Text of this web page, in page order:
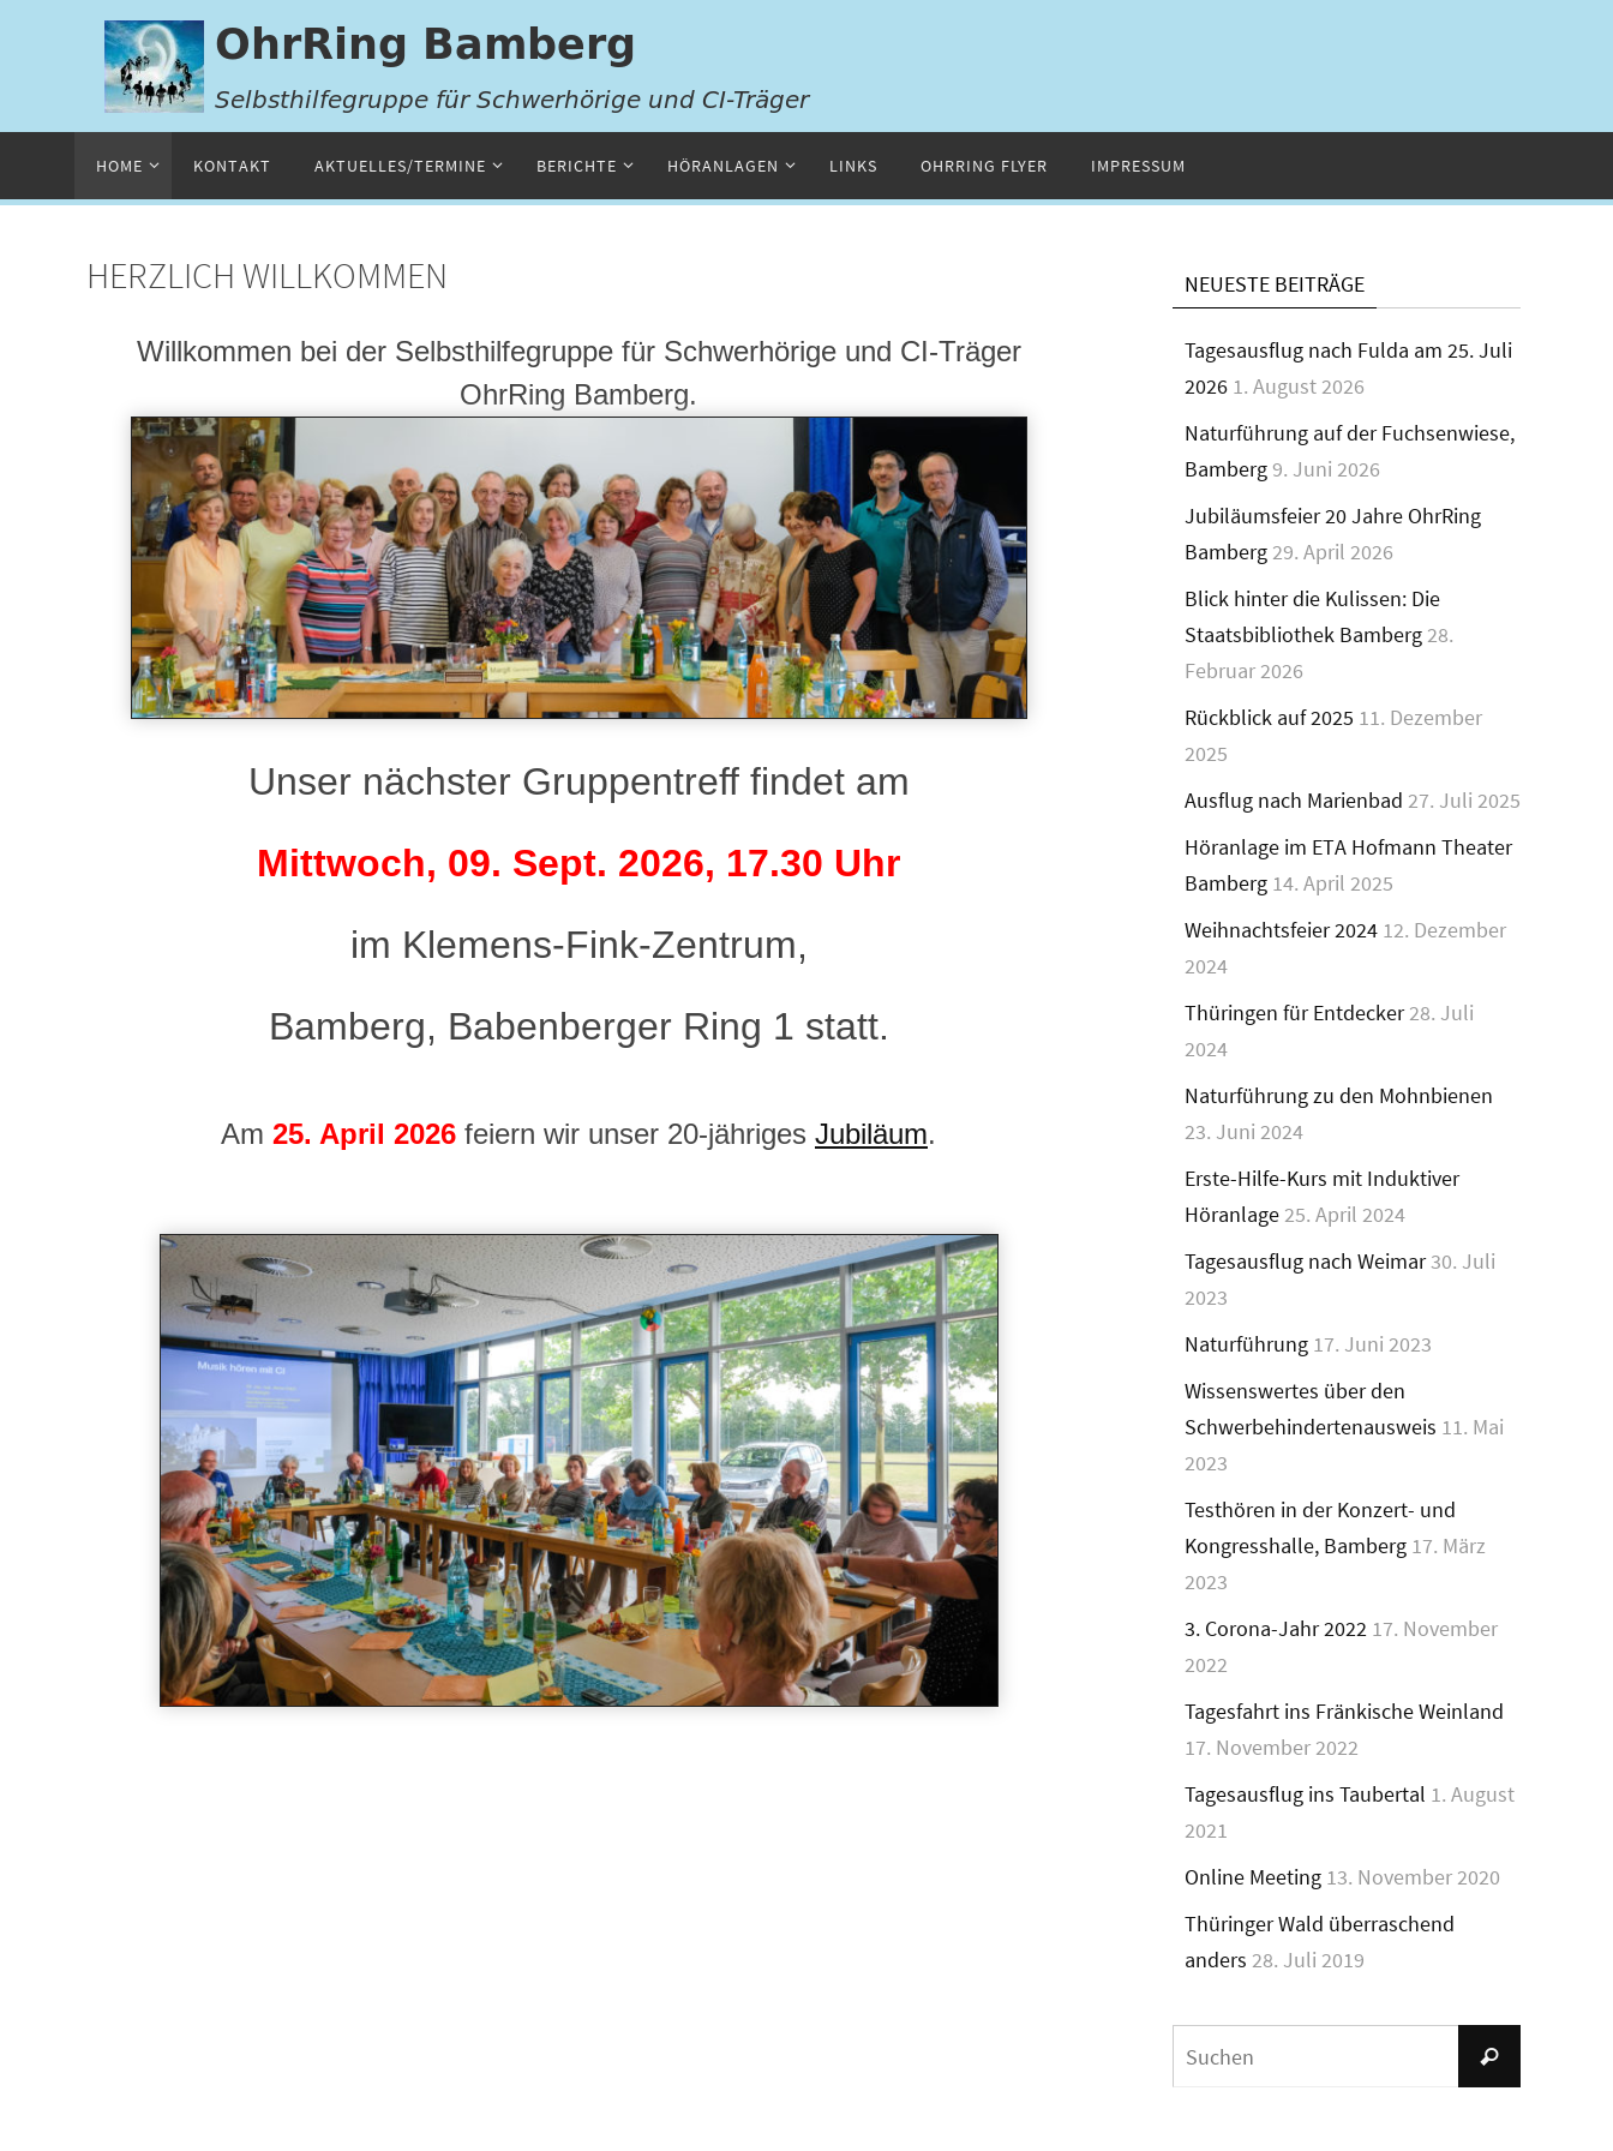
springen
HOME KONTAKT AKTUELLES/TERMINE BERICHTE HÖRANLAGEN LINKS OHRRING FLYER IMPRESSUM
HERZLICH WILLKOMMEN
Willkommen bei der Selbsthilfegruppe für Schwerhörige und CI-Träger
OhrRing Bamberg.
Unser nächster Gruppentreff findet am
Mittwoch, 09. Sept. 2026, 17.30 Uhr
im Klemens-Fink-Zentrum,
Bamberg, Babenberger Ring 1 statt.
Am 25. April 2026 feiern wir unser 20-jähriges Jubiläum.
NEUESTE BEITRÄGE
Tagesausflug nach Fulda am 25. Juli
2026 1. August 2026
Naturführung auf der Fuchsenwiese,
Bamberg 9. Juni 2026
Jubiläumsfeier 20 Jahre OhrRing
Bamberg 29. April 2026
Blick hinter die Kulissen: Die
Staatsbibliothek Bamberg 28.
Februar 2026
Rückblick auf 2025 11. Dezember
2025
Ausflug nach Marienbad 27. Juli 2025
Höranlage im ETA Hofmann Theater
Bamberg 14. April 2025
Weihnachtsfeier 2024 12. Dezember
2024
Thüringen für Entdecker 28. Juli
2024
Naturführung zu den Mohnbienen
23. Juni 2024
Erste-Hilfe-Kurs mit Induktiver
Höranlage 25. April 2024
Tagesausflug nach Weimar30. Juli
2023
Naturführung 17. Juni 2023
Wissenswertes über den
Schwerbehindertenausweis 11. Mai
2023
Testhören in der Konzert- und
Kongresshalle, Bamberg 17. März
2023
3. Corona-Jahr 2022 17. November
2022
Tagesfahrt ins Fränkische Weinland
17. November 2022
Tagesausflug ins Taubertal 1. August
2021
Online Meeting 13. November 2020
Thüringer Wald überraschend
anders 28. Juli 2019
Suchen